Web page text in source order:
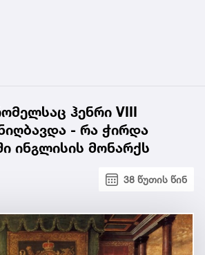
ჰენრი VIII
- რა ჭირდა
ინგლისის მონარქს
38 წუთის წინ